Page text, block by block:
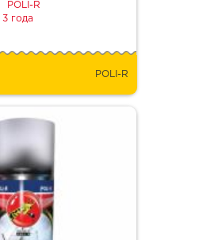
POLI-R
3 года
POLI-R